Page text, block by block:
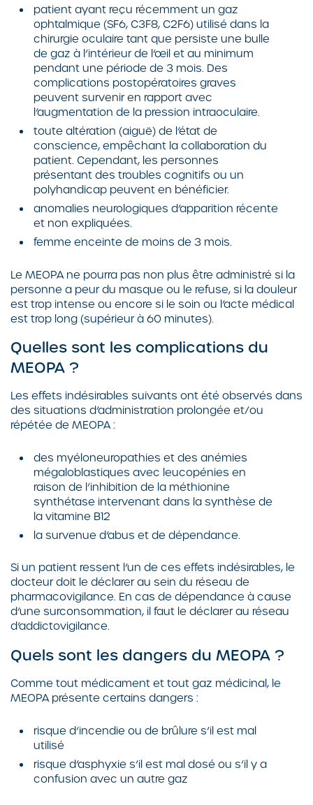
patient ayant reçu récemment un gaz
ophtalmique (SF6, C3F8, C2F6) utilisé dans la
chirurgie oculaire tant que persiste une bulle
de gaz à l’intérieur de l’œil et au minimum
pendant une période de 3 mois. Des
complications postopératoires graves
peuvent survenir en rapport avec
l’augmentation de la pression intraoculaire.
toute altération (aiguë) de l’état de
conscience, empêchant la collaboration du
patient. Cependant, les personnes
présentant des troubles cognitifs ou un
polyhandicap peuvent en bénéficier.
anomalies neurologiques d’apparition récente
et non expliquées.
femme enceinte de moins de 3 mois.
Le MEOPA ne pourra pas non plus être administré si la
personne a peur du masque ou le refuse, si la douleur
est trop intense ou encore si le soin ou l’acte médical
est trop long (supérieur à 60 minutes).
Quelles sont les complications du
MEOPA ?
Les effets indésirables suivants ont été observés dans
des situations d’administration prolongée et/ou
répétée de MEOPA :
des myéloneuropathies et des anémies
mégaloblastiques avec leucopénies en
raison de l’inhibition de la méthionine
synthétase intervenant dans la synthèse de
la vitamine B12
la survenue d’abus et de dépendance.
Si un patient ressent l’un de ces effets indésirables, le
docteur doit le déclarer au sein du réseau de
pharmacovigilance. En cas de dépendance à cause
d’une surconsommation, il faut le déclarer au réseau
d’addictovigilance.
Quels sont les dangers du MEOPA ?
Comme tout médicament et tout gaz médicinal, le
MEOPA présente certains dangers :
risque d’incendie ou de brûlure s’il est mal
utilisé
risque d’asphyxie s’il est mal dosé ou s’il y a
confusion avec un autre gaz